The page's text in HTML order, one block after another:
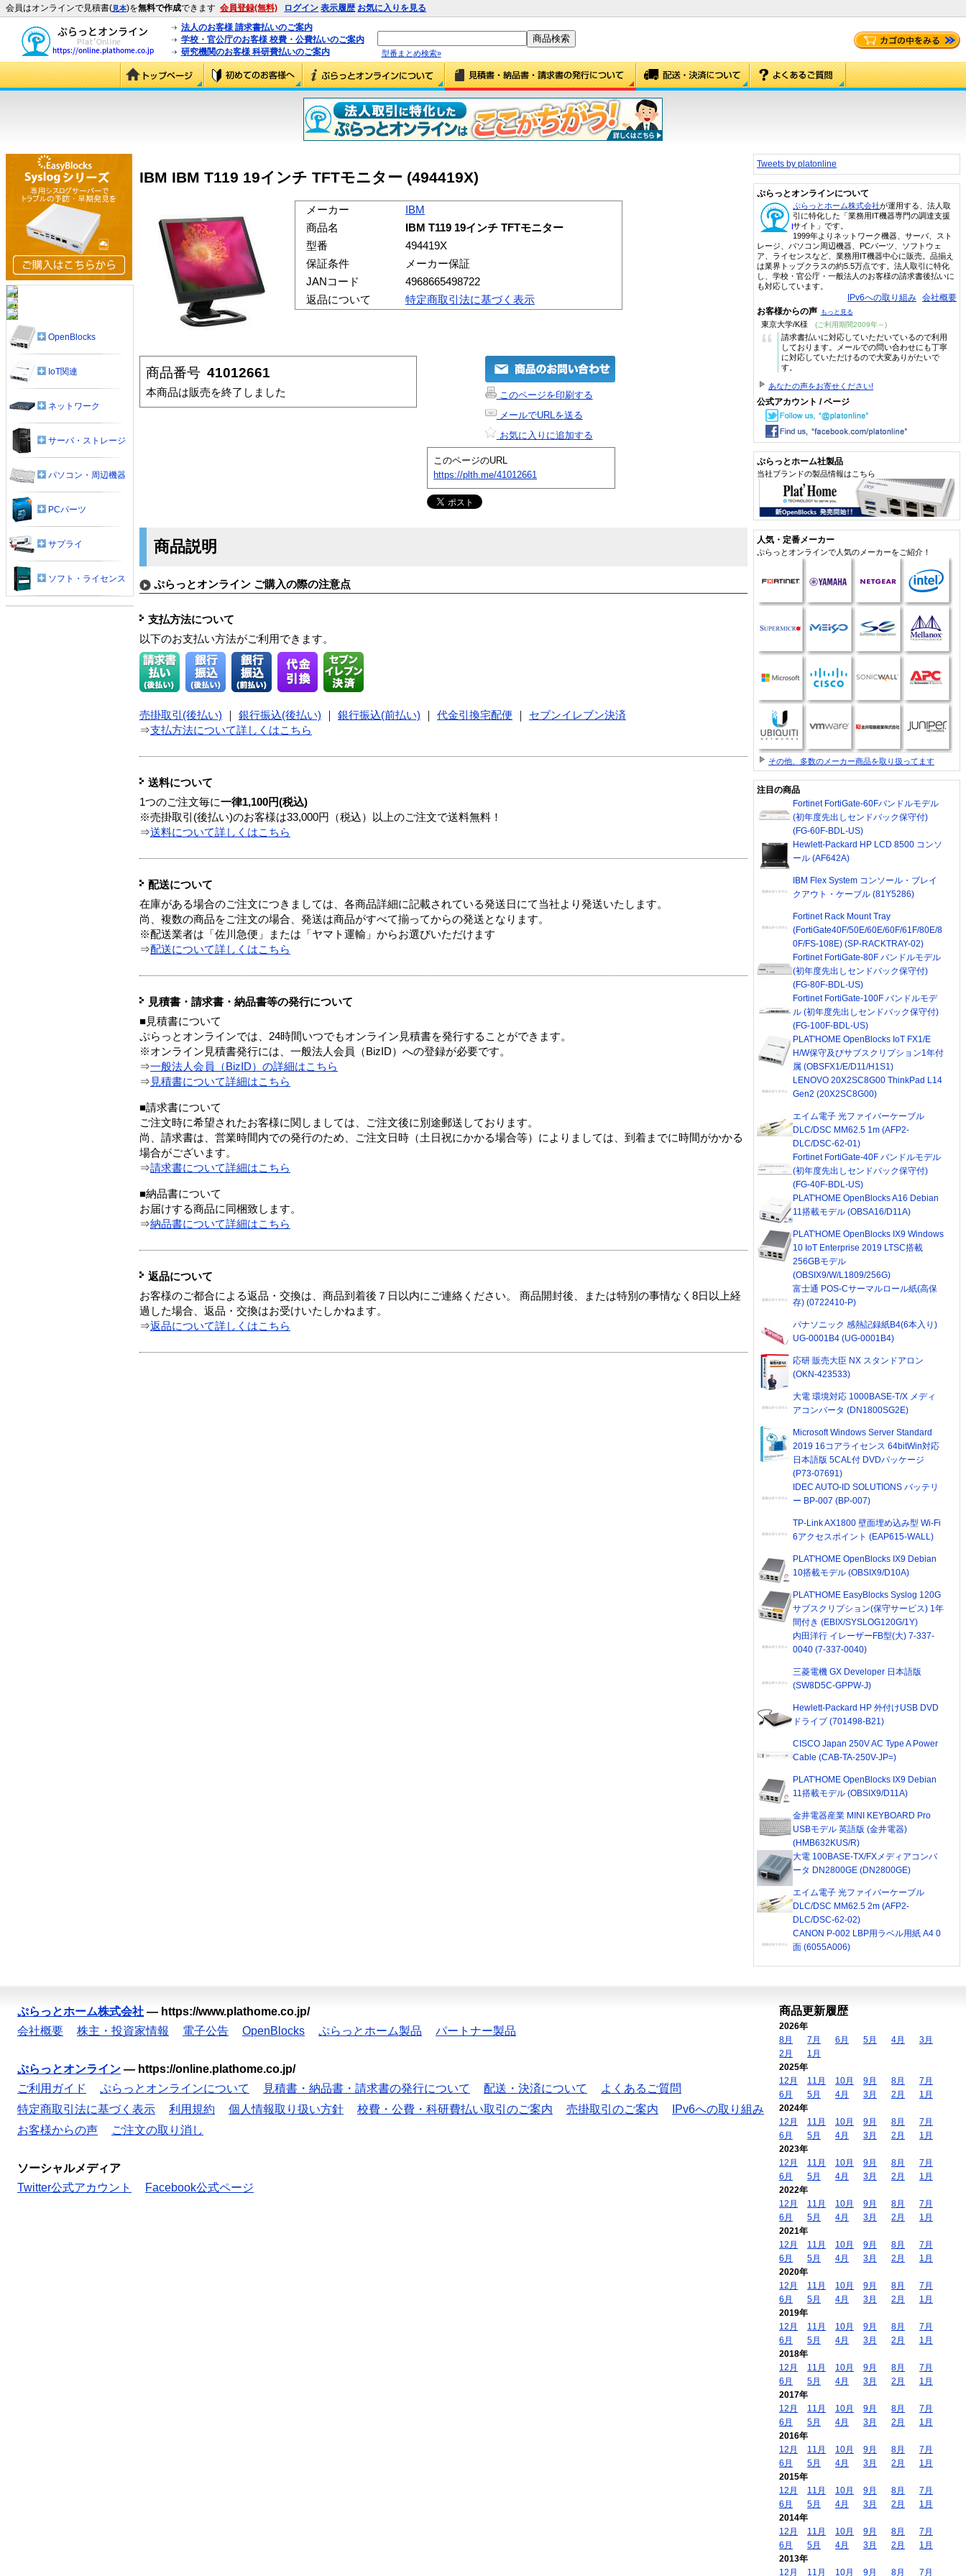
会員はオンラインで見積書(見本)を無料で作成できます 会員登録(無料) ログイン 表示履歴 お気に入りを見る
法人のお客様 請求書払いのご案内
学校・官公庁のお客様 校費・公費払いのご案内
研究機関のお客様 科研費払いのご案内
型番まとめ検索»
IBM IBM T119 19インチ TFTモニター (494419X)
メーカー
IBM
商品名
IBM T119 19インチ TFTモニター
型番
494419X
保証条件
メーカー保証
JANコード
4968665498722
返品について
特定商取引法に基づく表示
商品番号 41012661
本商品は販売を終了しました
このページを印刷する
メールでURLを送る
お気に入りに追加する
このページのURL
https://plth.me/41012661
商品説明
ぷらっとオンライン ご購入の際の注意点
支払方法について
以下のお支払い方法がご利用できます。
売掛取引(後払い) 銀行振込(後払い) 銀行振込(前払い) 代金引換宅配便
セブンイレブン決済
⇒支払方法について詳しくはこちら
送料について
1つのご注文毎に一律1,100円(税込)
※売掛取引(後払い)のお客様は33,000円（税込）以上のご注文で送料無料！
⇒送料について詳しくはこちら
配送について
在庫がある場合のご注文につきましては、各商品詳細に記載されている発送日にて当社より発送いたします。
尚、複数の商品をご注文の場合、発送は商品がすべて揃ってからの発送となります。
※配送業者は「佐川急便」または「ヤマト運輸」からお選びいただけます
⇒配送について詳しくはこちら
見積書・請求書・納品書等の発行について
■見積書について
ぷらっとオンラインでは、24時間いつでもオンライン見積書を発行することができます。
※オンライン見積書発行には、一般法人会員（BizID）への登録が必要です。
⇒一般法人会員（BizID）の詳細はこちら
⇒ 見積書について詳細はこちら
■請求書について
ご注文時に希望されたお客様に関しましては、ご注文後に別途郵送しております。
尚、請求書は、営業時間内での発行のため、ご注文日時（土日祝にかかる場合等）によりましては、到着までに時間がかかる
場合がございます。
⇒請求書について詳細はこちら
■納品書について
お届けする商品に同梱致します。
⇒納品書について詳細はこちら
返品について
お客様のご都合による返品・交換は、商品到着後７日以内にご連絡ください。 商品開封後、または特別の事情なく8日以上経
過した場合、返品・交換はお受けいたしかねます。
⇒返品について詳しくはこちら
OpenBlocks
IoT関連
ネットワーク
サーバ・ストレージ
パソコン・周辺機器
PCパーツ
サプライ
ソフト・ライセンス
Tweets by platonline
ぷらっとオンラインについて
ぷらっとホーム株式会社が運用する、法人取
引に特化した「業務用IT機器専門の調達支援
サイト」です。
1999年よりネットワーク機器、サーバ、スト
レージ、パソコン周辺機器、PCパーツ、ソフトウェ
ア、ライセンスなど、業務用IT機器中心に販売。品揃え
は業界トップクラスの約5.5万点です。法人取引に特化
し、学校・官公庁・一般法人のお客様の請求書後払いに
も対応しています。
IPv6への取り組み 会社概要
お客様からの声 もっと見る
東京大学/K様 (ご利用期間2009年～)
“
請求書払いに対応していただいているので利用
しております。メールでの問い合わせにも丁寧
に対応していただけるので大変ありがたいで
す。
あなたの声をお寄せください!
公式アカウント / ページ
ぷらっとホーム社製品
当社ブランドの製品情報はこちら
人気・定番メーカー
ぷらっとオンラインで人気のメーカーをご紹介！
その他、多数のメーカー商品を取り扱ってます
注目の商品
Fortinet FortiGate-60Fバンドルモデル
(初年度先出しセンドバック保守付)
(FG-60F-BDL-US)
Hewlett-Packard HP LCD 8500 コンソ
ール (AF642A)
IBM Flex System コンソール・ブレイ
クアウト・ケーブル (81Y5286)
Fortinet Rack Mount Tray
(FortiGate40F/50E/60E/60F/61F/80E/8
0F/FS-108E) (SP-RACKTRAY-02)
Fortinet FortiGate-80F バンドルモデル
(初年度先出しセンドバック保守付)
(FG-80F-BDL-US)
Fortinet FortiGate-100F バンドルモデ
ル (初年度先出しセンドバック保守付)
(FG-100F-BDL-US)
PLAT'HOME OpenBlocks IoT FX1/E
H/W保守及びサブスクリプション1年付
属 (OBSFX1/E/D11/H1S1)
LENOVO 20X2SC8G00 ThinkPad L14
Gen2 (20X2SC8G00)
エイム電子 光ファイバーケーブル
DLC/DSC MM62.5 1m (AFP2-
DLC/DSC-62-01)
Fortinet FortiGate-40F バンドルモデル
(初年度先出しセンドバック保守付)
(FG-40F-BDL-US)
PLAT'HOME OpenBlocks A16 Debian
11搭載モデル (OBSA16/D11A)
PLAT'HOME OpenBlocks IX9 Windows
10 IoT Enterprise 2019 LTSC搭載
256GBモデル
(OBSIX9/W/L1809/256G)
富士通 POS-Cサーマルロール紙(高保
存) (0722410-P)
パナソニック 感熱記録紙B4(6本入り)
UG-0001B4 (UG-0001B4)
応研 販売大臣 NX スタンドアロン
(OKN-423533)
大電 環境対応 1000BASE-T/X メディ
アコンバータ (DN1800SG2E)
Microsoft Windows Server Standard
2019 16コアライセンス 64bitWin対応
日本語版 5CAL付 DVDパッケージ
(P73-07691)
IDEC AUTO-ID SOLUTIONS バッテリ
ー BP-007 (BP-007)
TP-Link AX1800 壁面埋め込み型 Wi-Fi
6アクセスポイント (EAP615-WALL)
PLAT'HOME OpenBlocks IX9 Debian
10搭載モデル (OBSIX9/D10A)
PLAT'HOME EasyBlocks Syslog 120G
サブスクリプション(保守サービス) 1年
間付き (EBIX/SYSLOG120G/1Y)
内田洋行 イレーザーFB型(大) 7-337-
0040 (7-337-0040)
三菱電機 GX Developer 日本語版
(SW8D5C-GPPW-J)
Hewlett-Packard HP 外付けUSB DVD
ドライブ (701498-B21)
CISCO Japan 250V AC Type A Power
Cable (CAB-TA-250V-JP=)
PLAT'HOME OpenBlocks IX9 Debian
11搭載モデル (OBSIX9/D11A)
金井電器産業 MINI KEYBOARD Pro
USBモデル 英語版 (金井電器)
(HMB632KUS/R)
大電 100BASE-TX/FXメディアコンバ
ータ DN2800GE (DN2800GE)
エイム電子 光ファイバーケーブル
DLC/DSC MM62.5 2m (AFP2-
DLC/DSC-62-02)
CANON P-002 LBP用ラベル用紙 A4 0
面 (6055A006)
ぷらっとホーム株式会社 — https://www.plathome.co.jp/
会社概要
株主・投資家情報 電子公告 OpenBlocks ぷらっとホーム製品 パートナー製品
ぷらっとオンライン — https://online.plathome.co.jp/
ご利用ガイド
ぷらっとオンラインについて 見積書・納品書・請求書の発行について 配送・決済について
よくあるご質問
特定商取引法に基づく表示
利用規約 個人情報取り扱い方針 校費・公費・科研費払い取引のご案内 売掛取引のご案内
IPv6への取り組み
お客様からの声
ご注文の取り消し
ソーシャルメディア
Twitter公式アカウント
Facebook公式ページ
商品更新履歴
2026年
8月
7月 6月 5月 4月
3月
2月
1月
2025年
12月
11月 10月 9月 8月
7月
6月
5月 4月 3月 2月
1月
2024年
12月
11月 10月 9月 8月
7月
6月
5月 4月 3月 2月
1月
2023年
12月
11月 10月 9月 8月
7月
6月
5月 4月 3月 2月
1月
2022年
12月
11月 10月 9月 8月
7月
6月
5月 4月 3月 2月
1月
2021年
12月
11月 10月 9月 8月
7月
6月
5月 4月 3月 2月
1月
2020年
12月
11月 10月 9月 8月
7月
6月
5月 4月 3月 2月
1月
2019年
12月
11月 10月 9月 8月
7月
6月
5月 4月 3月 2月
1月
2018年
12月
11月 10月 9月 8月
7月
6月
5月 4月 3月 2月
1月
2017年
12月
11月 10月 9月 8月
7月
6月
5月 4月 3月 2月
1月
2016年
12月
11月 10月 9月 8月
7月
6月
5月 4月 3月 2月
1月
2015年
12月
11月 10月 9月 8月
7月
6月
5月 4月 3月 2月
1月
2014年
12月
11月 10月 9月 8月
7月
6月
5月 4月 3月 2月
1月
2013年
12月
11月 10月 9月 8月 7月